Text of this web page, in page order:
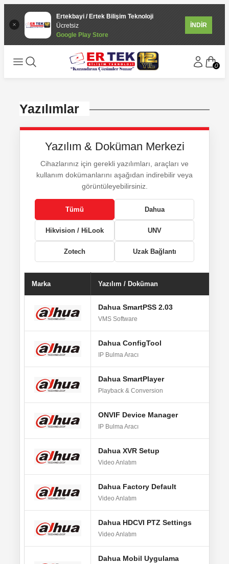
Ertekbayi / Ertek Bilişim Teknoloji
Ücretsiz
Google Play Store
İNDİR
0
Yazılımlar
Yazılım & Doküman Merkezi
Cihazlarınız için gerekli yazılımları, araçları ve
kullanım dokümanlarını aşağıdan indirebilir veya
görüntüleyebilirsiniz.
Tümü Dahua
Hikvision / HiLook UNV
Zotech Uzak Bağlantı
Marka Yazılım / Doküman
Dahua SmartPSS 2.03
VMS Software
Dahua ConfigTool
IP Bulma Aracı
Dahua SmartPlayer
Playback & Conversion
ONVIF Device Manager
IP Bulma Aracı
Dahua XVR Setup
Video Anlatım
Dahua Factory Default
Video Anlatım
Dahua HDCVI PTZ Settings
Video Anlatım
Dahua Mobil Uygulama